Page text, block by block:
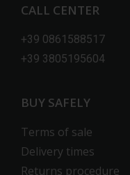
CALL CENTER
+39 0861588517
+39 3805195604
BUY SAFELY
Terms of sale
Delivery times
Returns procedure